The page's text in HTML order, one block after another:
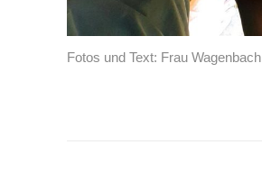
Fotos und Text: Frau Wagenbach